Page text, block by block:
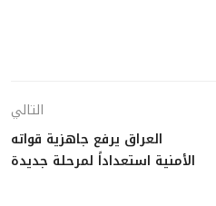
التالي
العراق يرفع جاهزية قواته
الأمنية استعداداً لمرحلة جديدة